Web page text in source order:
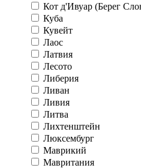
Кот д'Ивуар (Берег
Куба
Кувейт
Лаос
Латвия
Лесото
Либерия
Ливан
Ливия
Литва
Лихтенштейн
Люксембург
Маврикий
Мавритания